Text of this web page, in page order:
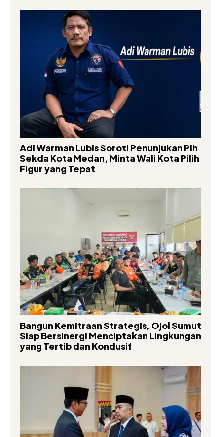
Adi Warman Lubis Soroti Penunjukan Plh
Sekda Kota Medan, Minta Wali Kota Pilih
Figur yang Tepat
Bangun Kemitraan Strategis, Ojol Sumut
Siap Bersinergi Menciptakan Lingkungan
yang Tertib dan Kondusif